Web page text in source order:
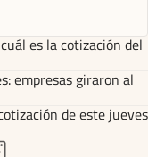
es la cotización del
empresas giraron al
de este jueves
pestaña
nueva pestaña
en nueva pestaña
abre en nueva pestaña